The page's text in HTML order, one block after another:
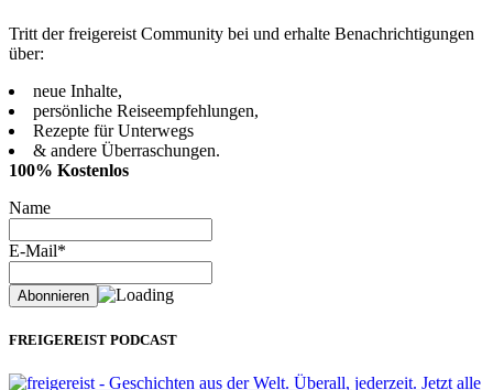
Tritt der freigereist Community bei und erhalte Benachrichtigungen
über:
neue Inhalte,
persönliche Reiseempfehlungen,
Rezepte für Unterwegs
& andere Überraschungen.
100% Kostenlos
Name
E-Mail*
FREIGEREIST PODCAST